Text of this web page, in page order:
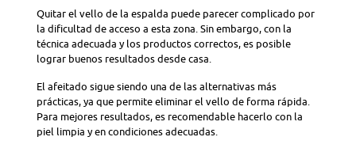
Quitar el vello de la espalda puede parecer complicado por
la dificultad de acceso a esta zona. Sin embargo, con la
técnica adecuada y los productos correctos, es posible
lograr buenos resultados desde casa.
El afeitado sigue siendo una de las alternativas más
prácticas, ya que permite eliminar el vello de forma rápida.
Para mejores resultados, es recomendable hacerlo con la
piel limpia y en condiciones adecuadas.